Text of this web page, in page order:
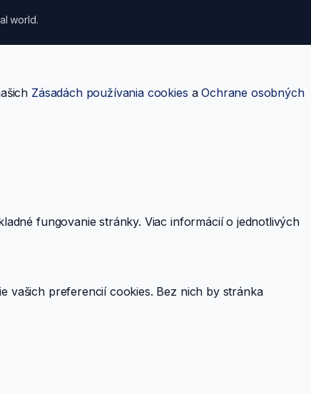
world.
Zásadách používania cookies aOchrane osobných
fungovanie stránky. Viac informácií o jednotlivých
vašich preferencií cookies. Bez nich by stránka